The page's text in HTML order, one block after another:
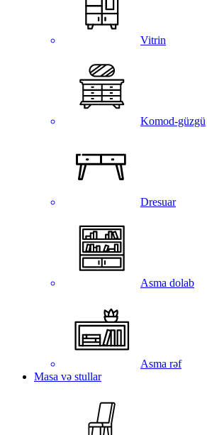
Vitrin
Komod-güzgü
Dresuar
Asma dolab
Asma rəf
Masa və stullar